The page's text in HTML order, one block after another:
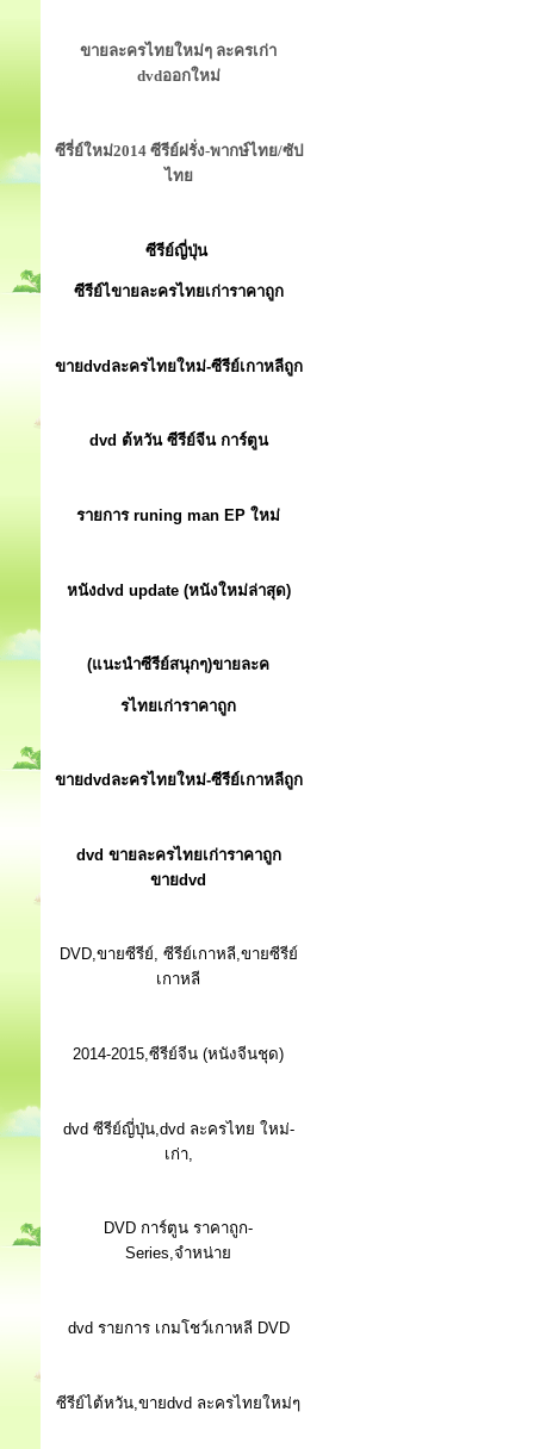
ขายละครไทยใหม่ๆ ละครเก่า
dvdออกใหม่
ซีรี่ย์ใหม่2014 ซีรีย์ฝรั่ง-พากษ์ไทย/ซัป
ไทย
ซีรีย์ญี่ปุ่น
ซีรีย์ไขายละครไทยเก่าราคาถูก
ขายdvdละครไทยใหม่-ซีรีย์เกาหลีถูก
dvd ต้หวัน ซีรีย์จีน การ์ตูน
รายการ runing man EP ใหม่
หนังdvd update (หนังใหม่ล่าสุด)
(แนะนำซีรีย์สนุกๆ)ขายละค
รไทยเก่าราคาถูก
ขายdvdละครไทยใหม่-ซีรีย์เกาหลีถูก
dvd ขายละครไทยเก่าราคาถูก
ขายdvd
DVD,ขายซีรีย์, ซีรีย์เกาหลี,ขายซีรีย์
เกาหลี
2014-2015,ซีรีย์จีน (หนังจีนชุด)
dvd ซีรีย์ญี่ปุ่น,dvd ละครไทย ใหม่-
เก่า,
DVD การ์ตูน ราคาถูก-
Series,จำหน่าย
dvd รายการ เกมโชว์เกาหลี DVD
ซีรีย์ไต้หวัน,ขายdvd ละครไทยใหม่ๆ